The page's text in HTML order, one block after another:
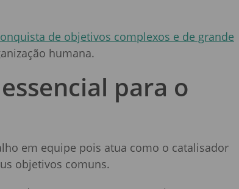
de objetivos complexos e de grande
humana.
para o
em equipe pois atua como o catalisador
objetivos comuns.